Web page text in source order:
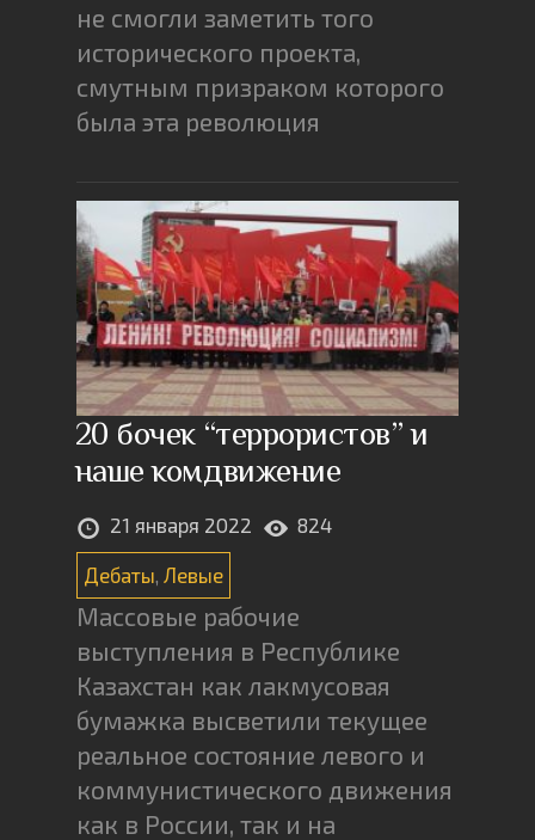
не смогли заметить того
исторического проекта,
смутным призраком которого
была эта революция
20 бочек “террористов” и
наше комдвижение
21 января 2022 824
Дебаты Левые
Массовые рабочие
выступления в Республике
Казахстан как лакмусовая
бумажка высветили текущее
реальное состояние левого и
коммунистического движения
как в России, так и на